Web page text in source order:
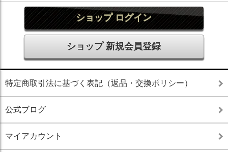
ショップ ログイン
ショップ 新規会員登録
特定商取引法に基づく表記（返品・交換ポリシー）
公式ブログ
マイアカウント